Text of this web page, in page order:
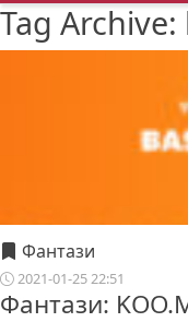
Tag
Фантази
2021-01-25 22:51
Фантази: